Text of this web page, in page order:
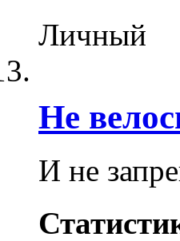
Личный
Не
И не